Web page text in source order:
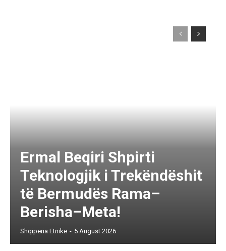
Ermal Beqiri Shpirti
Teknologjik i Trekëndëshit
të Bermudës Rama–
Berisha–Meta!
Shqiperia Etnike - 5 August 2026